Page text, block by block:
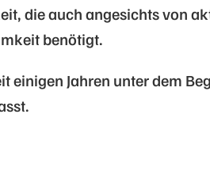
die auch angesichts von
benötigt.
einigen Jahren unter dem